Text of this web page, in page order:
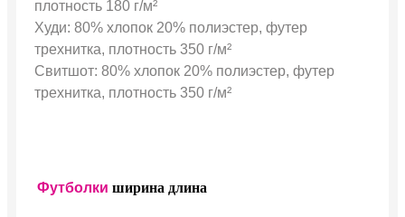
плотность 180 г/м²
Худи: 80% хлопок 20% полиэстер, футер
трехнитка, плотность 350 г/м²
Свитшот: 80% хлопок 20% полиэстер, футер
трехнитка, плотность 350 г/м²
Футболки ширина длина